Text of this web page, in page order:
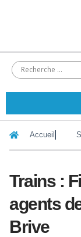
Accueil
Trains :
agents
Brive